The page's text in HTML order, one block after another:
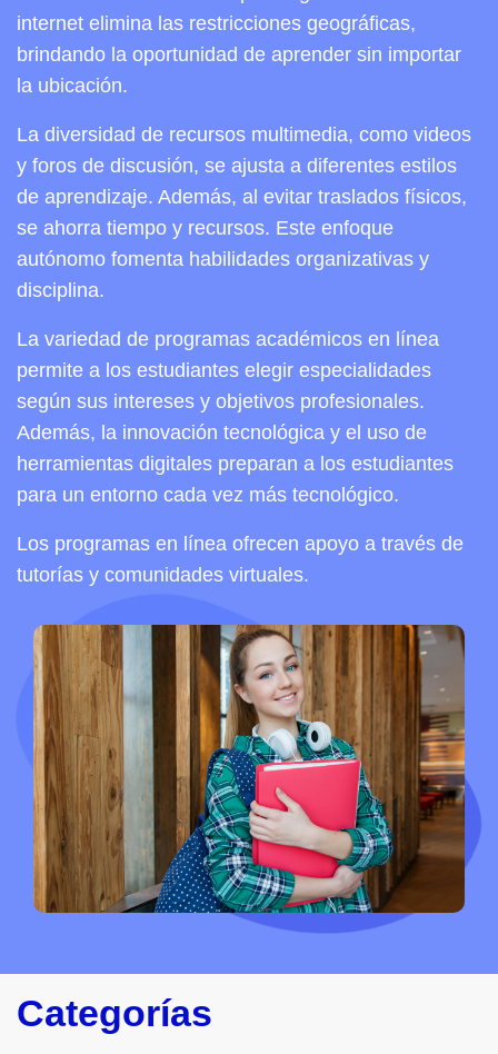
internet elimina las restricciones geográficas,
brindando la oportunidad de aprender sin importar
la ubicación.
La diversidad de recursos multimedia, como videos
y foros de discusión, se ajusta a diferentes estilos
de aprendizaje. Además, al evitar traslados físicos,
se ahorra tiempo y recursos. Este enfoque
autónomo fomenta habilidades organizativas y
disciplina.
La variedad de programas académicos en línea
permite a los estudiantes elegir especialidades
según sus intereses y objetivos profesionales.
Además, la innovación tecnológica y el uso de
herramientas digitales preparan a los estudiantes
para un entorno cada vez más tecnológico.
Los programas en línea ofrecen apoyo a través de
tutorías y comunidades virtuales.
Categorías